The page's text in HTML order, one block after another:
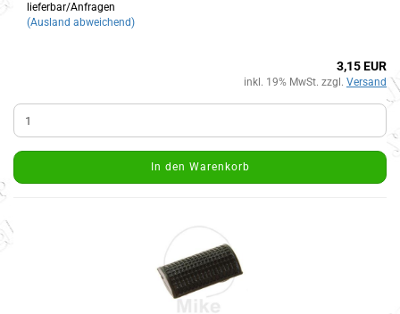
lieferbar/Anfragen
(Ausland abweichend)
3,15 EUR
inkl. 19% MwSt. zzgl. Versand
In den Warenkorb